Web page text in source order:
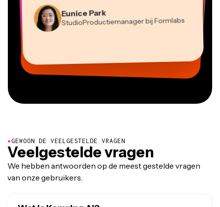
Eunice Park
StudioProductiemanager bij Formlabs
Panos Papagapiou
Videobewerker
Natasha Ball
Dina Segovia
●GEWOON DE VEELGESTELDE VRAGEN
Veelgestelde vragen
We hebben antwoorden op de meest gestelde vragen
van onze gebruikers.